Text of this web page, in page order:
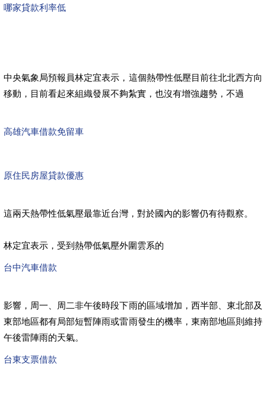
哪家貸款利率低
中央氣象局預報員林定宜表示，這個熱帶性低壓目前往北北西方向
移動，目前看起來組織發展不夠紮實，也沒有增強趨勢，不過
高雄汽車借款免留車
原住民房屋貸款優惠
這兩天熱帶性低氣壓最靠近台灣，對於國內的影響仍有待觀察。
林定宜表示，受到熱帶低氣壓外圍雲系的
台中汽車借款
影響，周一、周二非午後時段下雨的區域增加，西半部、東北部及
東部地區都有局部短暫陣雨或雷雨發生的機率，東南部地區則維持
午後雷陣雨的天氣。
台東支票借款